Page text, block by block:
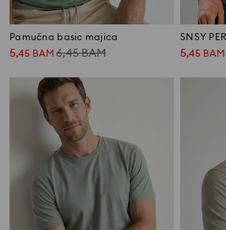
Pamučna basic majica
5,45 BAM 6,45BAM 5,45 BAM